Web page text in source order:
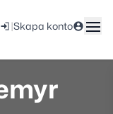
|Skapa konto